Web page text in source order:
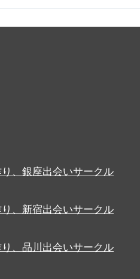
、銀座出会いサークル
、新宿出会いサークル
、品川出会いサークル